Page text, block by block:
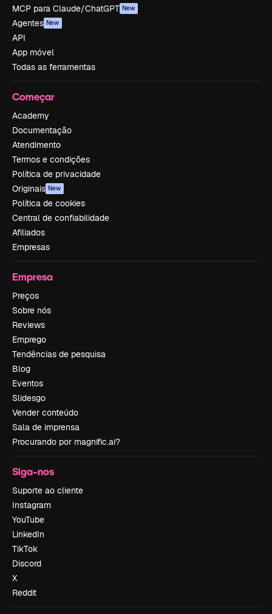
MCP para Claude/ChatGPT New
Agentes New
API
App móvel
Todas as ferramentas
Começar
Academy
Documentação
Atendimento
Termos e condições
Política de privacidade
Originais New
Política de cookies
Central de confiabilidade
Afiliados
Empresas
Empresa
Preços
Sobre nós
Reviews
Emprego
Tendências de pesquisa
Blog
Eventos
Slidesgo
Vender conteúdo
Sala de imprensa
Procurando por magnific.ai?
Siga-nos
Suporte ao cliente
Instagram
YouTube
LinkedIn
TikTok
Discord
X
Reddit